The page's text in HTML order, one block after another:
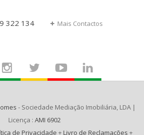
322 134 Mais Contactos
- Sociedade Mediação Imobiliária, LDA |
Licença : AMI 6902
de Privacidade + Livro de Reclamações +